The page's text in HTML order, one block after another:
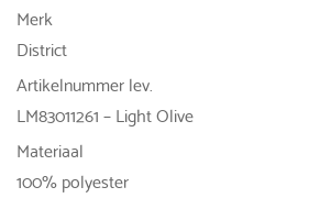
Merk
District
Artikelnummer lev.
LM83011261 – Light Olive
Materiaal
100% polyester